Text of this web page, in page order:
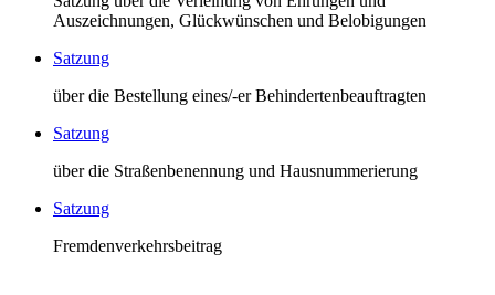
Auszeichnungen, Glückwünschen und Belobigungen
Satzung
über die Bestellung eines/-er Behindertenbeauftragten
Satzung
über die Straßenbenennung und Hausnummerierung
Satzung
Fremdenverkehrsbeitrag